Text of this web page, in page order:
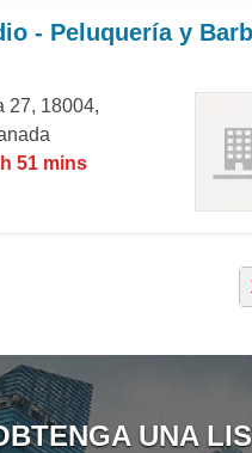
- Peluquería y
27, 18004,
51 mins
UNA